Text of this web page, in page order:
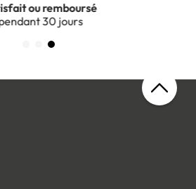
Garantie 5 ans
sur tous nos produits